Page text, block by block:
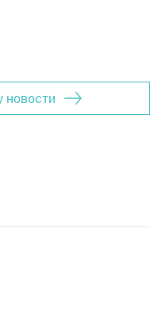
новости